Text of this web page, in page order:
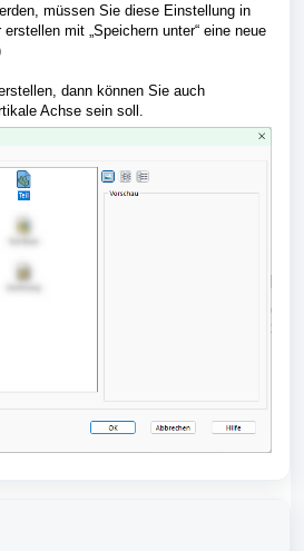
müssen Sie diese Einstellung in
mit „Speichern unter“ eine neue
dann können Sie auch
Achse sein soll.